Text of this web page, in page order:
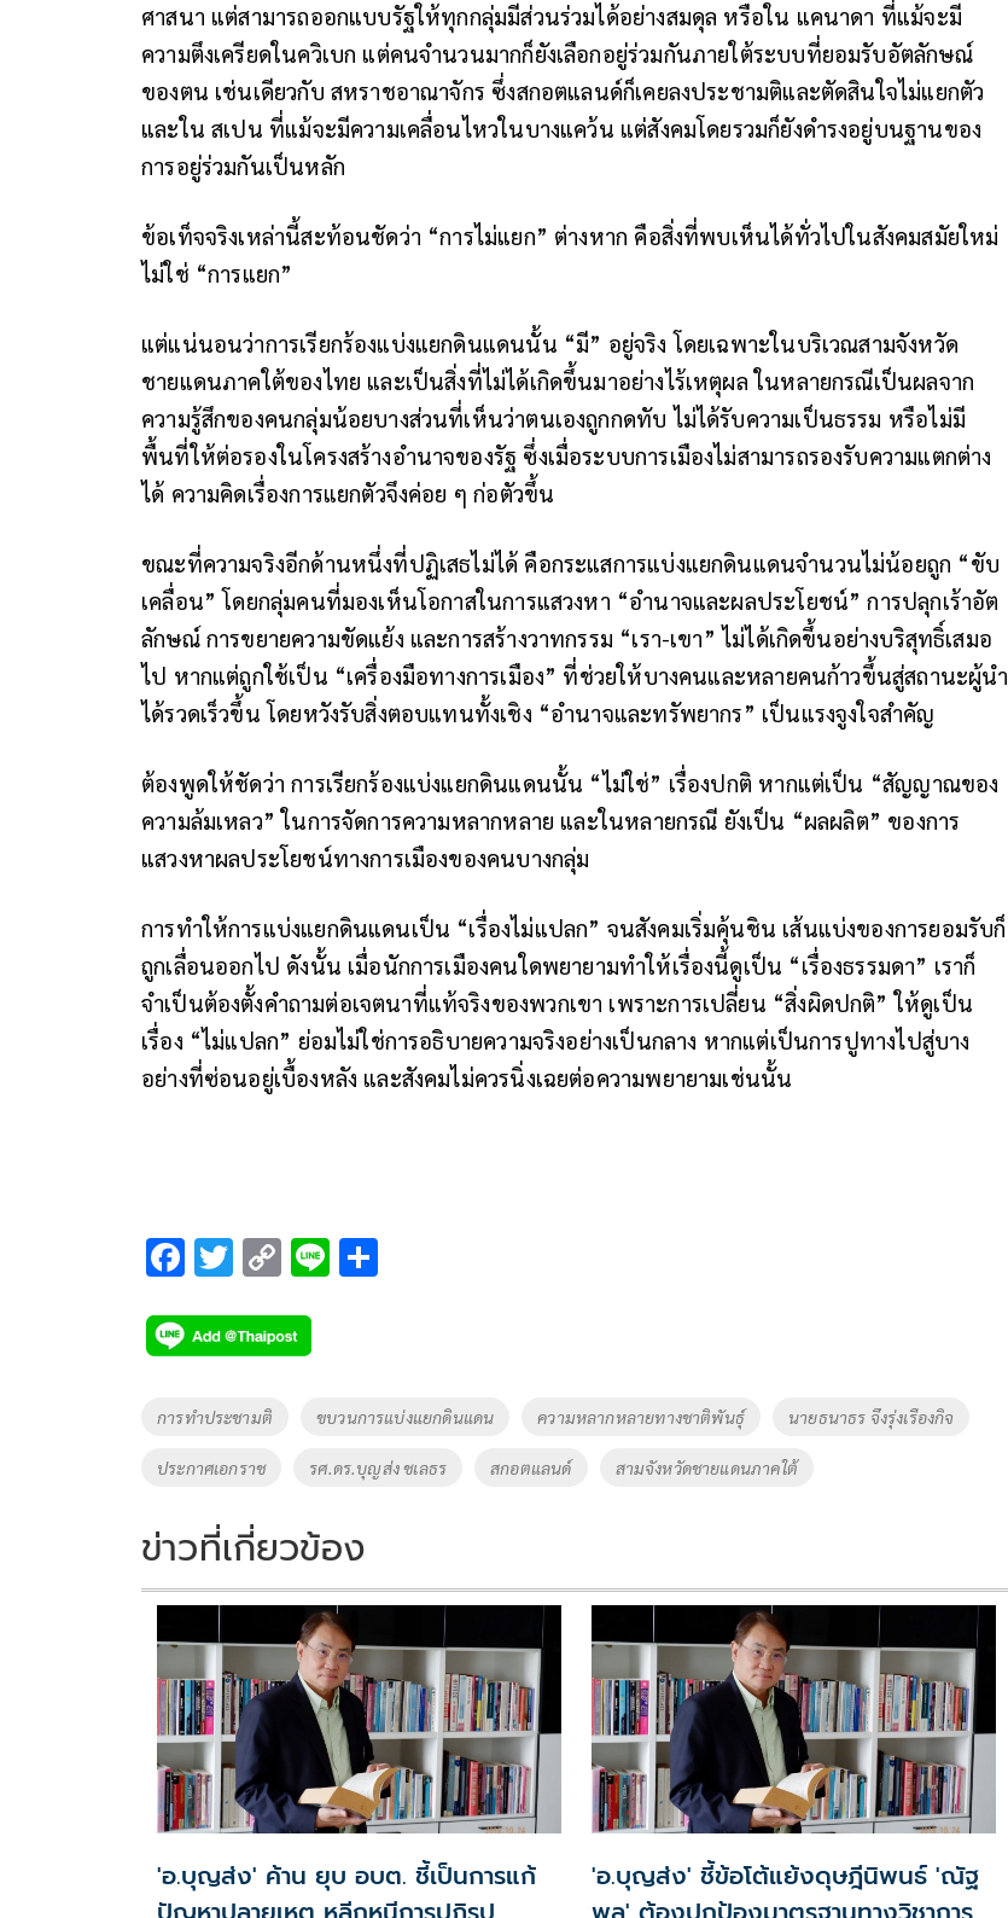
ศาสนา แต่สามารถออกแบบรัฐให้ทุกกลุ่มมีส่วนร่วมได้อย่างสมดุล หรือใน แคนาดา ที่แม้จะมี
ความตึงเครียดในควิเบก แต่คนจำนวนมากก็ยังเลือกอยู่ร่วมกันภายใต้ระบบที่ยอมรับอัตลักษณ์
ของตน เช่นเดียวกับ สหราชอาณาจักร ซึ่งสกอตแลนด์ก็เคยลงประชามติและตัดสินใจไม่แยกตัว
และใน สเปน ที่แม้จะมีความเคลื่อนไหวในบางแคว้น แต่สังคมโดยรวมก็ยังดำรงอยู่บนฐานของ
การอยู่ร่วมกันเป็นหลัก
ข้อเท็จจริงเหล่านี้สะท้อนชัดว่า “การไม่แยก” ต่างหาก คือสิ่งที่พบเห็นได้ทั่วไปในสังคมสมัยใหม่
ไม่ใช่ “การแยก”
แต่แน่นอนว่าการเรียกร้องแบ่งแยกดินแดนนั้น “มี” อยู่จริง โดยเฉพาะในบริเวณสามจังหวัด
ชายแดนภาคใต้ของไทย และเป็นสิ่งที่ไม่ได้เกิดขึ้นมาอย่างไร้เหตุผล ในหลายกรณีเป็นผลจาก
ความรู้สึกของคนกลุ่มน้อยบางส่วนที่เห็นว่าตนเองถูกกดทับ ไม่ได้รับความเป็นธรรม หรือไม่มี
พื้นที่ให้ต่อรองในโครงสร้างอำนาจของรัฐ ซึ่งเมื่อระบบการเมืองไม่สามารถรองรับความแตกต่าง
ได้ ความคิดเรื่องการแยกตัวจึงค่อย ๆ ก่อตัวขึ้น
ขณะที่ความจริงอีกด้านหนึ่งที่ปฏิเสธไม่ได้ คือกระแสการแบ่งแยกดินแดนจำนวนไม่น้อยถูก “ขับ
เคลื่อน” โดยกลุ่มคนที่มองเห็นโอกาสในการแสวงหา “อำนาจและผลประโยชน์” การปลุกเร้าอัต
ลักษณ์ การขยายความขัดแย้ง และการสร้างวาทกรรม “เรา-เขา” ไม่ได้เกิดขึ้นอย่างบริสุทธิ์เสมอ
ไป หากแต่ถูกใช้เป็น “เครื่องมือทางการเมือง” ที่ช่วยให้บางคนและหลายคนก้าวขึ้นสู่สถานะผู้นำ
ได้รวดเร็วขึ้น โดยหวังรับสิ่งตอบแทนทั้งเชิง “อำนาจและทรัพยากร” เป็นแรงจูงใจสำคัญ
ต้องพูดให้ชัดว่า การเรียกร้องแบ่งแยกดินแดนนั้น “ไม่ใช่” เรื่องปกติ หากแต่เป็น “สัญญาณของ
ความล้มเหลว” ในการจัดการความหลากหลาย และในหลายกรณี ยังเป็น “ผลผลิต” ของการ
แสวงหาผลประโยชน์ทางการเมืองของคนบางกลุ่ม
การทำให้การแบ่งแยกดินแดนเป็น “เรื่องไม่แปลก” จนสังคมเริ่มคุ้นชิน เส้นแบ่งของการยอมรับก็
ถูกเลื่อนออกไป ดังนั้น เมื่อนักการเมืองคนใดพยายามทำให้เรื่องนี้ดูเป็น “เรื่องธรรมดา” เราก็
จำเป็นต้องตั้งคำถามต่อเจตนาที่แท้จริงของพวกเขา เพราะการเปลี่ยน “สิ่งผิดปกติ” ให้ดูเป็น
เรื่อง “ไม่แปลก” ย่อมไม่ใช่การอธิบายความจริงอย่างเป็นกลาง หากแต่เป็นการปูทางไปสู่บาง
อย่างที่ซ่อนอยู่เบื้องหลัง และสังคมไม่ควรนิ่งเฉยต่อความพยายามเช่นนั้น
F
e
b
o
k
T
tt
er
C
p
y
Li
Tags
การทำประชามติ ขบวนการแบ่งแยกดินแดน ความหลากหลายทางชาติพันธุ์ นายธนาธร จึงรุ่งเรืองกิจ
ประกาศเอกราช รศ.ดร.บุญส่ง ชเลธร สกอตแลนด์ สามจังหวัดชายแดนภาคใต้
ข่าวที่เกี่ยวข้อง
'อ.บุญส่ง' ค้าน ยุบ อบต. ชี้เป็นการแก้
'อ.บุญส่ง' ชี้ข้อโต้แย้งดุษฎีนิพนธ์ 'ณัฐ